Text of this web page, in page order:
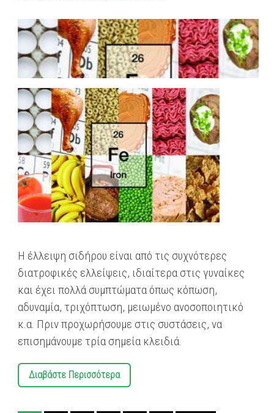
Η έλλειψη σιδήρου είναι από τις συχνότερες
διατροφικές ελλείψεις, ιδιαίτερα στις γυναίκες
και έχει πολλά συμπτώματα όπως κόπωση,
αδυναμία, τριχόπτωση, μειωμένο ανοσοποιητικό
κ.α. Πριν προχωρήσουμε στις συστάσεις, να
επισημάνουμε τρία σημεία κλειδιά.
Διαβάστε Περισσότερα